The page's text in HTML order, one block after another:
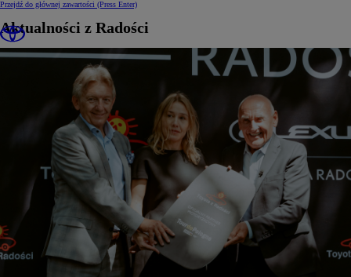
Przejdź do głównej zawartości (Press Enter)
Aktualności z Radości